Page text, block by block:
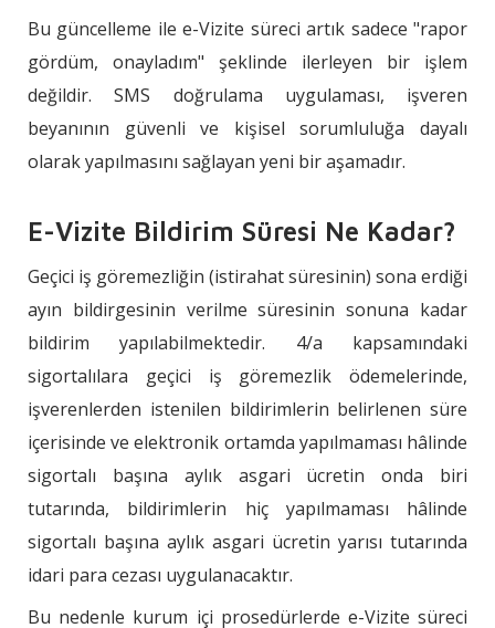
Bu güncelleme ile e-Vizite süreci artık sadece "rapor
gördüm, onayladım" şeklinde ilerleyen bir işlem
değildir. SMS doğrulama uygulaması, işveren
beyanının güvenli ve kişisel sorumluluğa dayalı
olarak yapılmasını sağlayan yeni bir aşamadır.
E-Vizite Bildirim Süresi Ne Kadar?
Geçici iş göremezliğin (istirahat süresinin) sona erdiği
ayın bildirgesinin verilme süresinin sonuna kadar
bildirim yapılabilmektedir. 4/a kapsamındaki
sigortalılara geçici iş göremezlik ödemelerinde,
işverenlerden istenilen bildirimlerin belirlenen süre
içerisinde ve elektronik ortamda yapılmaması hâlinde
sigortalı başına aylık asgari ücretin onda biri
tutarında, bildirimlerin hiç yapılmaması hâlinde
sigortalı başına aylık asgari ücretin yarısı tutarında
idari para cezası uygulanacaktır.
Bu nedenle kurum içi prosedürlerde e-Vizite süreci